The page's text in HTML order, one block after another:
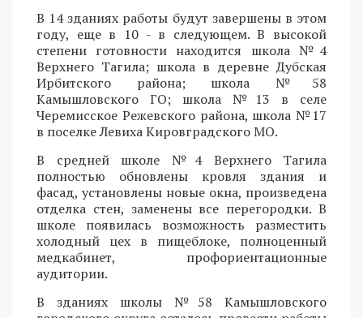
В 14 зданиях работы будут завершены в этом
году, еще в 10 - в следующем. В высокой
степени готовности находится школа №4
Верхнего Тагила; школа в деревне Дубская
Ирбитского района; школа №58
Камышловского ГО; школа №13 в селе
Черемисское Режевского района, школа №17
в поселке Левиха Кировградского МО.
В средней школе №4 Верхнего Тагила
полностью обновлены кровля здания и
фасад, установлены новые окна, произведена
отделка стен, заменены все перегородки. В
школе появилась возможность разместить
холодный цех в пищеблоке, полноценный
медкабинет, профориентационные
аудитории.
В зданиях школы №58 Камышловского